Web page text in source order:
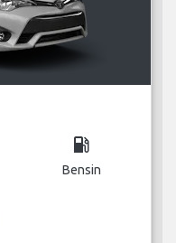
local_gas_station
Bensin